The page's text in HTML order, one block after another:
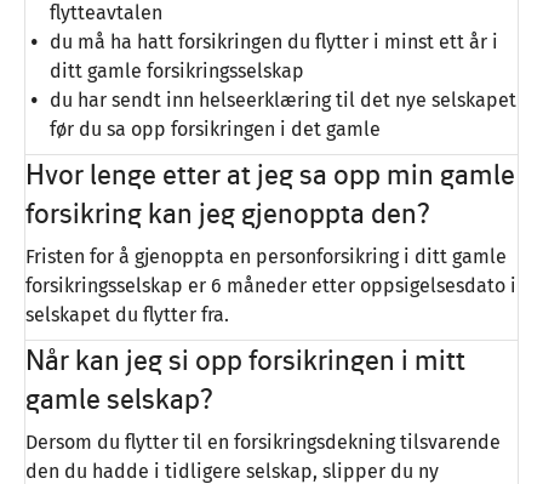
flytteavtalen
du må ha hatt forsikringen du flytter i minst ett år i
ditt gamle forsikringsselskap
du har sendt inn helseerklæring til det nye selskapet
før du sa opp forsikringen i det gamle
Hvor lenge etter at jeg sa opp min gamle
forsikring kan jeg gjenoppta den?
Fristen for å gjenoppta en personforsikring i ditt gamle
forsikringsselskap er 6 måneder etter oppsigelsesdato i
selskapet du flytter fra.
Når kan jeg si opp forsikringen i mitt
gamle selskap?
Dersom du flytter til en forsikringsdekning tilsvarende
den du hadde i tidligere selskap, slipper du ny